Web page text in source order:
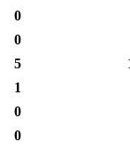
0
0
5
1
0
0